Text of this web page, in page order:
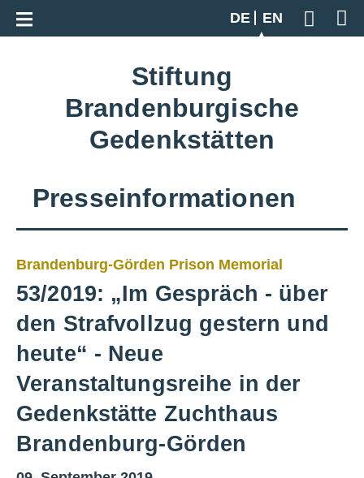
DE
EN
Geben
Go back to overview
Stiftung
Brandenburgische
Gedenkstätten
Presseinformationen
Brandenburg-Görden Prison Memorial
53/2019: „Im Gespräch - über
den Strafvollzug gestern und
heute“ - Neue
Veranstaltungsreihe in der
Gedenkstätte Zuchthaus
Brandenburg-Görden